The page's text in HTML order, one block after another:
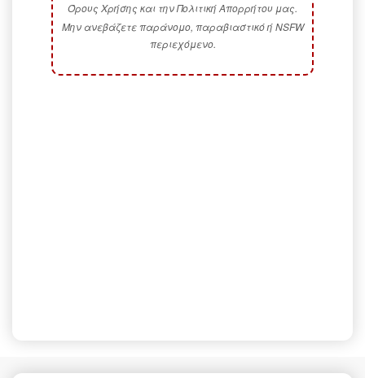
Όρους Χρήσης και την Πολιτική Απορρήτου μας.
Μην ανεβάζετε παράνομο, παραβιαστικό ή NSFW
περιεχόμενο.